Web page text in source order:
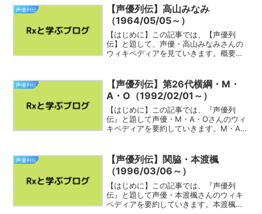
わせ まき、1995年12月31日 - ）は、日
本の女性声優...
声優列伝
【声優列伝】高山みなみ
（1964/05/05～）
【はじめに】この記事では、【声優列
伝】と題して、声優・高山みなみさんの
ウィキペディアを見ていきます。概要高
ーター、作曲家。東京都足立区出身。81
プロデュー...
声優列伝
【声優列伝】第26代横綱・M・
A・O（1992/02/01～）
【はじめに】この記事では、『声優列
伝』と題して声優・M・A・Oさんのウィ
キペディアを要約していきます。M・A・
ちみち まお、1992年2月1日- ）は、日本
の女優、声...
声優列伝
【声優列伝】関脇・本渡楓
（1996/03/06～）
【はじめに】この記事では、『声優列
伝』と題して声優・本渡楓さんのウィキ
ペディアを要約していきます。本渡楓さ